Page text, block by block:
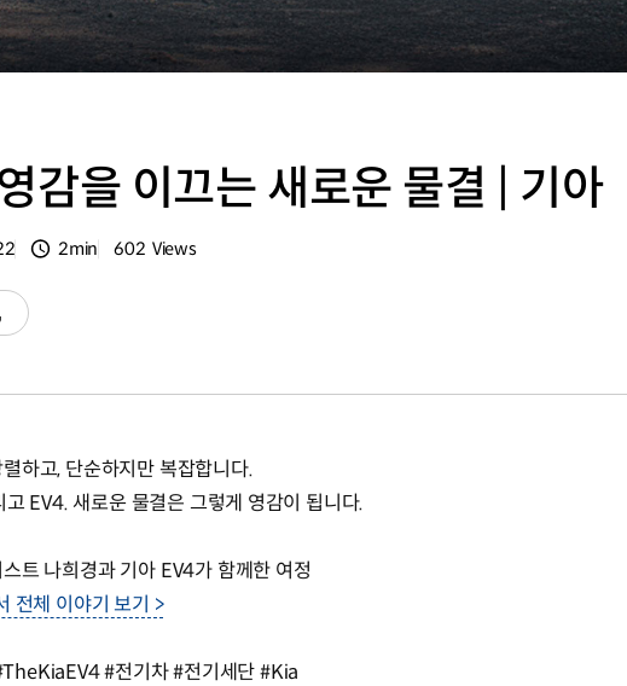
감을 이끄는 새로운 물결 | 기아
2min 602 Views
드
하고, 단순하지만 복잡합니다.
고 EV4. 새로운 물결은 그렇게 영감이 됩니다.
트 나희경과 기아 EV4가 함께한 여정
전체 이야기 보기 >
#전기차 #전기세단 #Kia